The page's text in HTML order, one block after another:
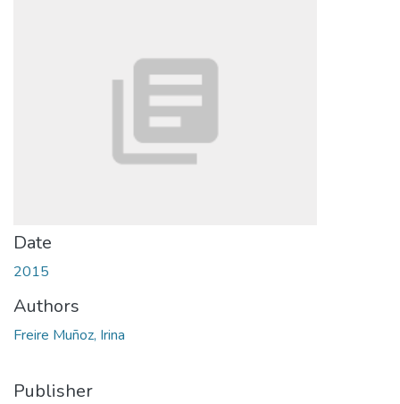
Date
2015
Authors
Freire Muñoz, Irina
Publisher